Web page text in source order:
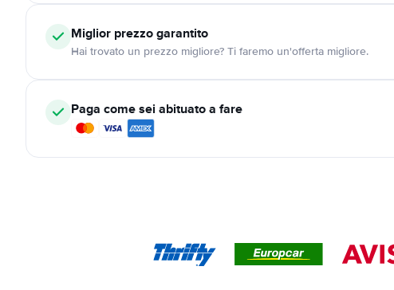
Miglior prezzo garantito
Hai trovato un prezzo migliore? Ti faremo un'offerta migliore.
Paga come sei abituato a fare